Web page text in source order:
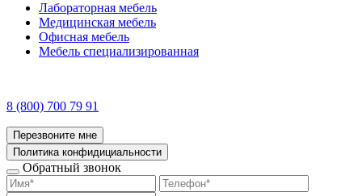
Лабораторная мебель
Медицинская мебель
Офисная мебель
Мебель специализированная
8 (800) 700 79 91
Перезвоните мне
Политика конфидициальности
Обратный звонок